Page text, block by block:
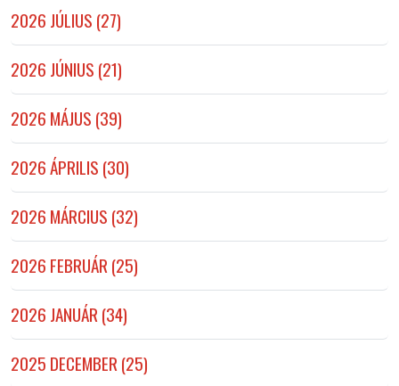
2026 JÚLIUS (27)
2026 JÚNIUS (21)
2026 MÁJUS (39)
2026 ÁPRILIS (30)
2026 MÁRCIUS (32)
2026 FEBRUÁR (25)
2026 JANUÁR (34)
2025 DECEMBER (25)